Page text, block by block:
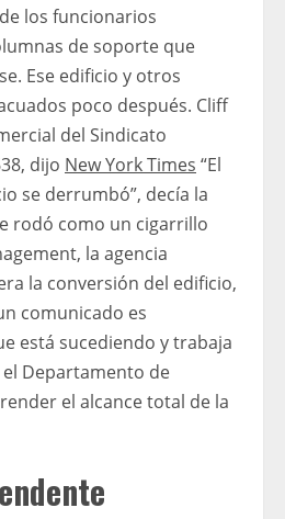
los funcionarios
de soporte que
Ese edificio y otros
poco después. Cliff
del Sindicato
dijo New York Times “El
se derrumbó”, decía la
rodó como un cigarrillo
la agencia
la conversión del edificio,
comunicado es
está sucediendo y trabaja
Departamento de
el alcance total de la